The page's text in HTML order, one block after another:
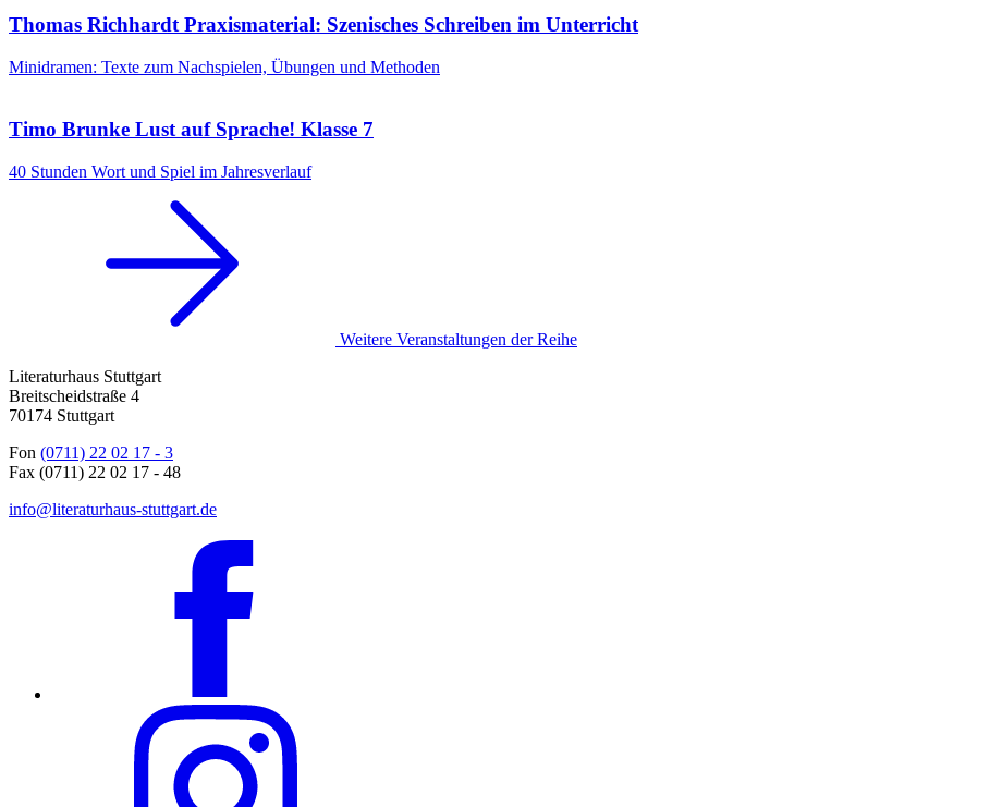
Thomas Richhardt Praxismaterial: Szenisches Schreiben im Unterricht
Minidramen: Texte zum Nachspielen, Übungen und Methoden
Timo Brunke Lust auf Sprache! Klasse 7
40 Stunden Wort und Spiel im Jahresverlauf
Weitere Veranstaltungen der Reihe
Literaturhaus Stuttgart
Breitscheidstraße 4
70174 Stuttgart
Fon (0711) 22 02 17 - 3
Fax (0711) 22 02 17 - 48
info@literaturhaus-stuttgart.de